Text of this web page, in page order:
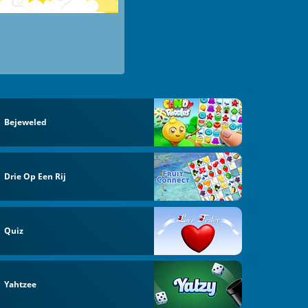
Bejeweled
Drie Op Een Rij
Quiz
Yahtzee